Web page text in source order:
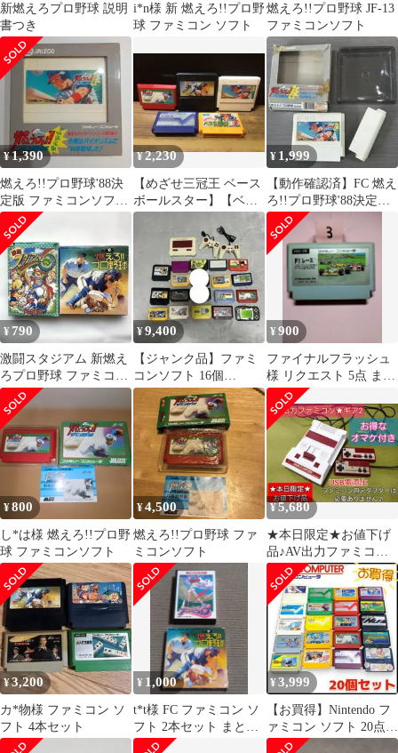
新燃えろプロ野球 説明
書つき
i*n様 新 燃えろ!!プロ野
球 ファミコン ソフト
燃えろ!!プロ野球 JF-13
ファミコンソフト
¥1,390
燃えろ!!プロ野球'88決
定版 ファミコンソフ
ト 新品未使用未開封
¥2,230
【めざせ三冠王 ベース
ボールスター】【ベー
スボール】【燃え
ろ！！プロ野球 '88決定
版】【新・燃えろ！！
プロ野球】【燃え
ろ！！プロ野球】
mJJ182 ● ★
¥ 1,999
【動作確認済】FC 燃え
ろ!!プロ野球'88決定版
箱・ケース・付属品付
¥ 790
激闘スタジアム 新燃え
ろプロ野球 ファミコン
ソフト2本セット
¥9,400
【ジャンク品】ファミ
コンソフト 16個
NEXTⅡ wonderswan セ
ット
¥900
ファイナルフラッシュ
様 リクエスト 5点 まと
め商品
¥800
し*は様 燃えろ!!プロ野
球 ファミコンソフト
¥4,500
燃えろ!!プロ野球 ファ
ミコンソフト
¥5,680
★本日限定★お値下げ
品♪AV出力ファミコン♪
お得なオマケ付き！24
時間以内発送
¥3,200
カ*物様 ファミコン ソ
フト 4本セット
¥ 1,000
t*t様 FC ファミコン ソ
フト 2本セット まとめ
売り
¥3,999
【お買得】Nintendo フ
ァミコン ソフト 20点セ
ット